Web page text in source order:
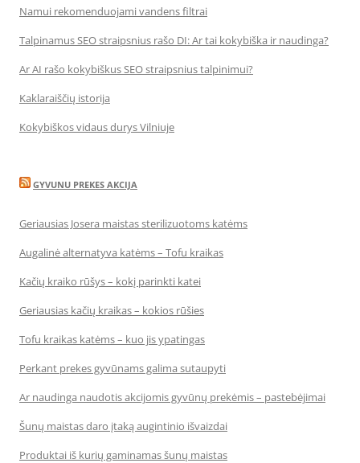
Namui rekomenduojami vandens filtrai
Talpinamus SEO straipsnius rašo DI: Ar tai kokybiška ir naudinga?
Ar AI rašo kokybiškus SEO straipsnius talpinimui?
Kaklaraiščių istorija
Kokybiškos vidaus durys Vilniuje
GYVUNU PREKES AKCIJA
Geriausias Josera maistas sterilizuotoms katėms
Augalinė alternatyva katėms – Tofu kraikas
Kačių kraiko rūšys – kokį parinkti katei
Geriausias kačių kraikas – kokios rūšies
Tofu kraikas katėms – kuo jis ypatingas
Perkant prekes gyvūnams galima sutaupyti
Ar naudinga naudotis akcijomis gyvūnų prekėmis – pastebėjimai
Šunų maistas daro įtaką augintinio išvaizdai
Produktai iš kurių gaminamas šunų maistas